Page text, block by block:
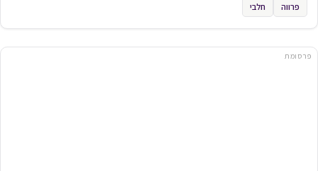
פרווה חלבי
פרסומת